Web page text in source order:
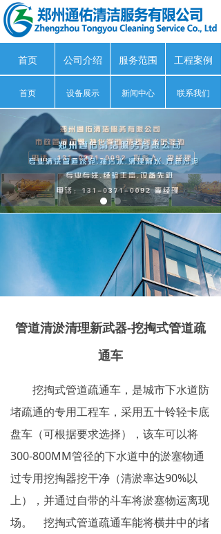
首页 公司介绍 服务范围 工程案例
首页 设备展示 新闻中心 联系我们
管道清淤清理新武器-挖掏式管道疏
通车
挖掏式管道疏通车，是城市下水道防
堵疏通的专用工程车，采用五十铃轻卡底
盘车（可根据要求选择），该车可以将
300-800MM管径的下水道中的淤塞物通
过专用挖掏器挖干净（清淤率达90%以
上），并通过自带的斗车将淤塞物运离现
场。 挖掏式管道疏通车能将横井中的堵